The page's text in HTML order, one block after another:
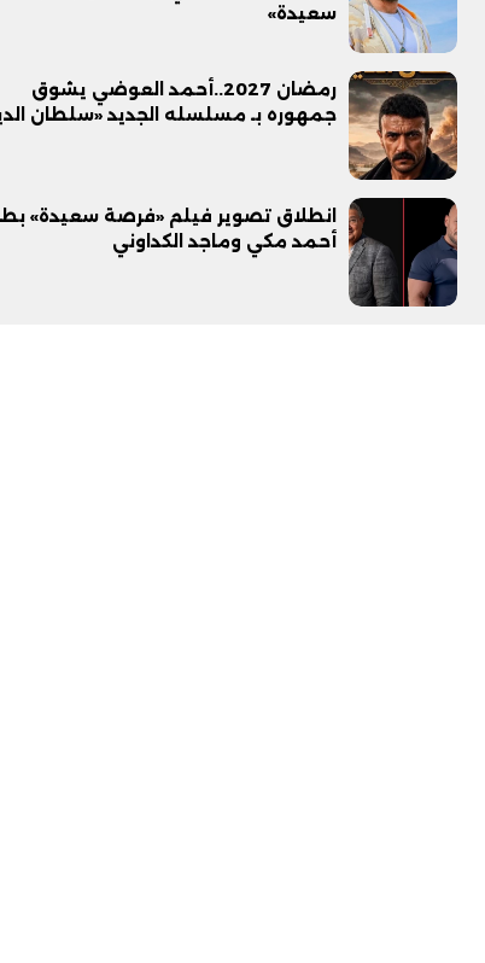
سعيدة»
رمضان 2027..أحمد العوضي يشوق
جمهوره بـ مسلسله الجديد «سلطان
انطلاق تصوير فيلم «فرصة سعيدة»
أحمد مكي وماجد الكداوني